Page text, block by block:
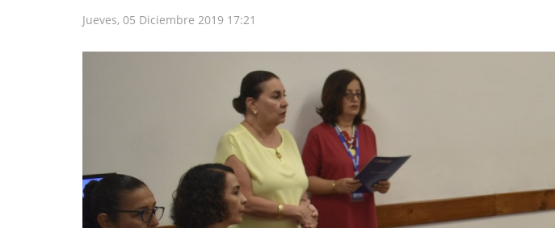
Jueves, 05 Diciembre 2019 17:21